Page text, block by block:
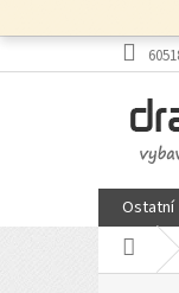
na
Ostatní
P